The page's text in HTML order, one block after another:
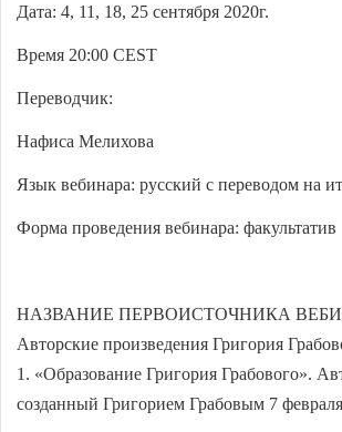
Дата: 4, 11, 18, 25 сентября 2020г.
Время 20:00 CEST
Переводчик:
Нафиса Мелихова
Язык вебинара: русский с переводом на
Форма проведения вебинара: факультатив
НАЗВАНИЕ ПЕРВОИСТОЧНИКА
Авторские произведения Григория
1. «Образование Григория Грабового».
созданный Григорием Грабовым 7